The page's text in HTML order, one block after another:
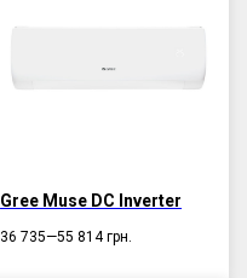
Gree Muse DC Inverter
36 735—55 814 грн.